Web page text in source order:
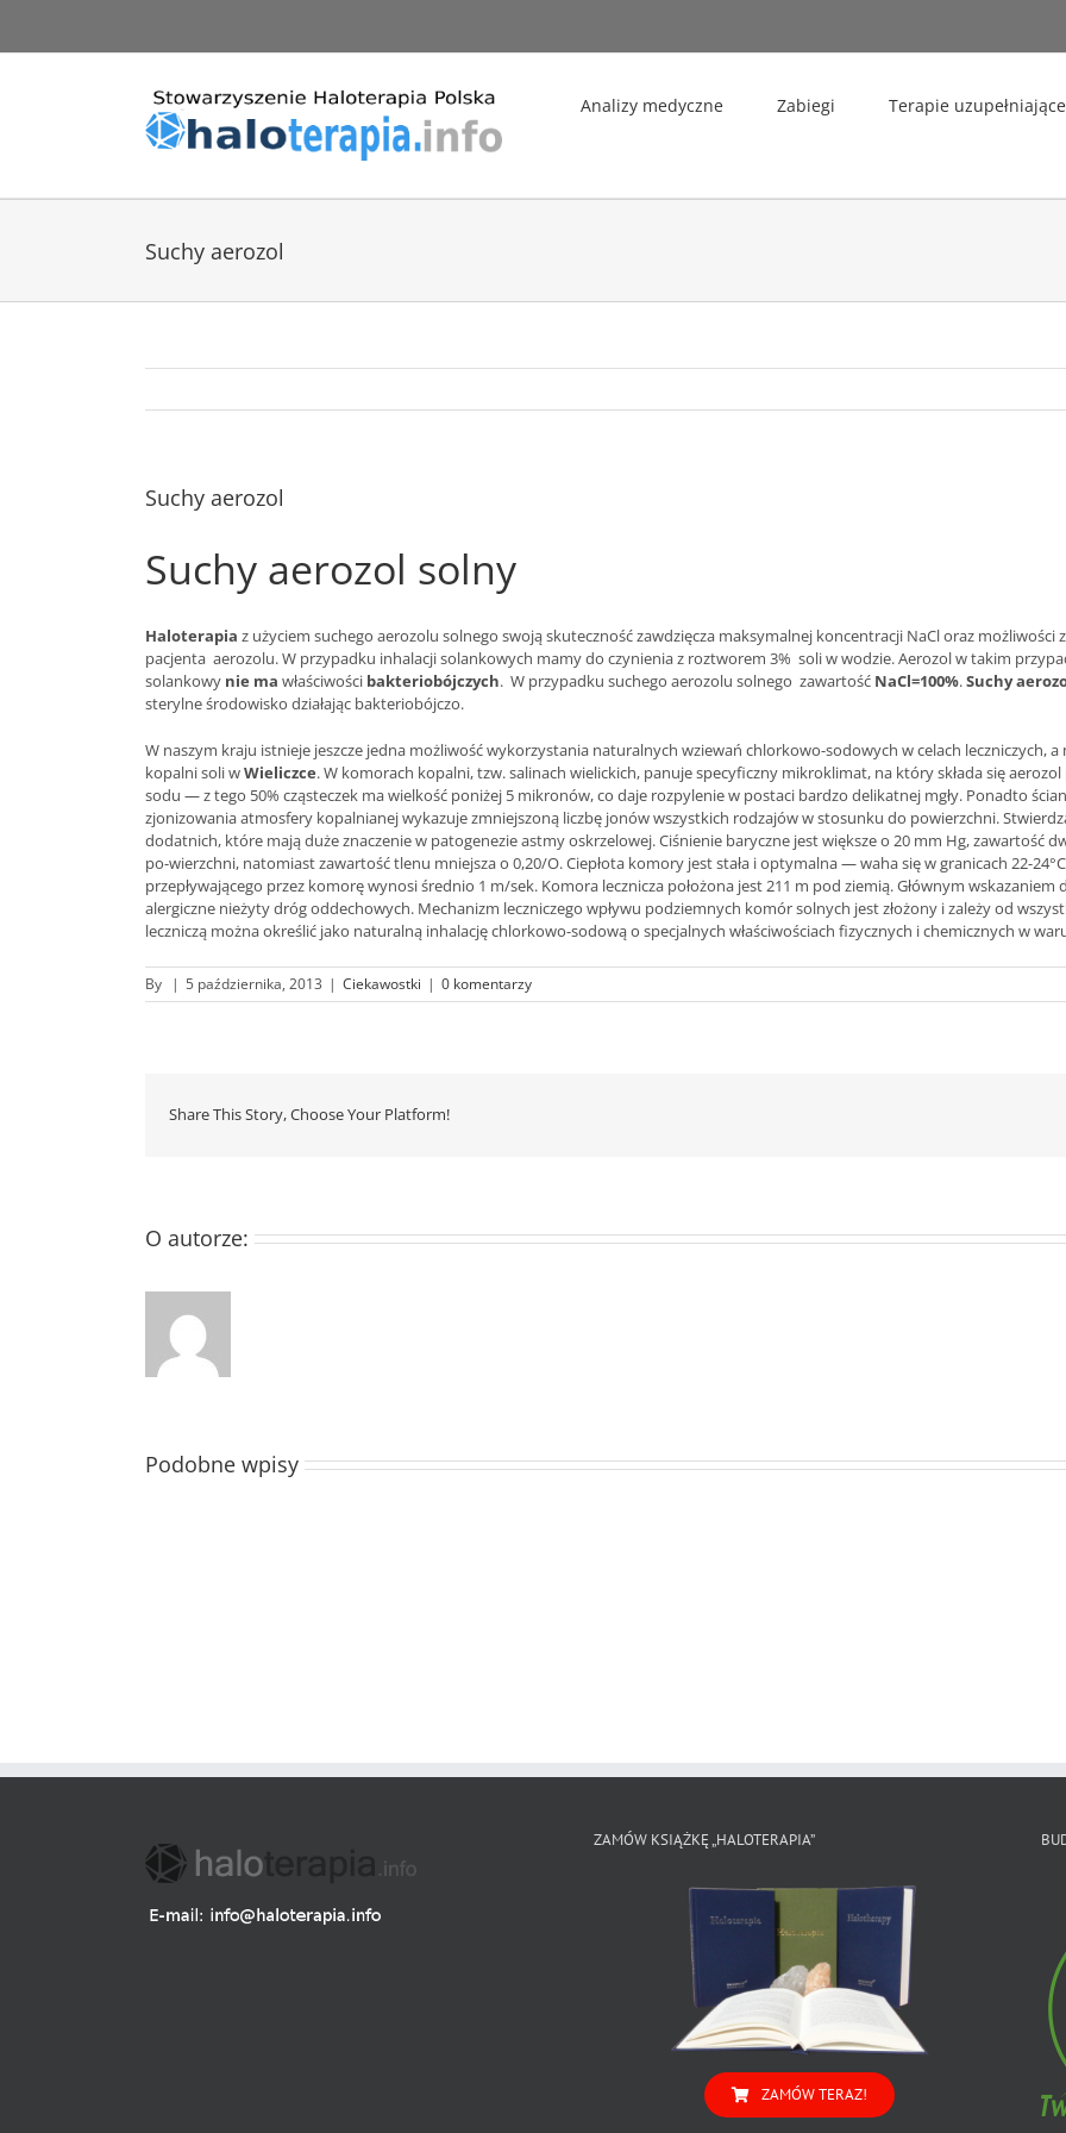
zawartości
Analizy medyczne Zabiegi Terapie uzupełniające
Suchy aerozol
Suchy aerozol
Suchy aerozol solny
Haloterapia z użyciem suchego aerozolu solnego swoją skuteczność zawdzięcza maksymalnej koncentracji NaCl oraz
pacjenta aerozolu. W przypadku inhalacji solankowych mamy do czynienia z roztworem 3% soli w wodzie. Aerozol w takim
solankowy nie ma właściwości bakteriobójczych. W przypadku suchego aerozolu solnego zawartość NaCl=100%.Suchy
sterylne środowisko działając bakteriobójczo.
W naszym kraju istnieje jeszcze jedna możliwość wykorzystania naturalnych wziewań chlorkowo-sodowych w celach leczniczych,
kopalni soli wWieliczce. W komorach kopalni, tzw. salinach wielickich, panuje specyficzny mikroklimat, na który składa się
sodu — z tego 50% cząsteczek ma wielkość poniżej 5 mikronów, co daje rozpylenie w postaci bardzo delikatnej mgły. Ponadto
zjonizowania atmosfery kopalnianej wykazuje zmniejszoną liczbę jonów wszystkich rodzajów w stosunku do powierzchni.
dodatnich, które mają duże znaczenie w patogenezie astmy oskrzelowej. Ciśnienie baryczne jest większe o 20 mm Hg, zawartość
po-wierzchni, natomiast zawartość tlenu mniejsza o 0,20/O. Ciepłota komory jest stała i optymalna — waha się w granicach 22-
przepływającego przez komorę wynosi średnio 1 m/sek. Komora lecznicza położona jest 211 m pod ziemią. Głównym
alergiczne nieżyty dróg oddechowych. Mechanizm leczniczego wpływu podziemnych komór solnych jest złożony i zależy od
leczniczą można określić jako naturalną inhalację chlorkowo-sodową o specjalnych właściwościach fizycznych i chemicznych w
By | 5 października, 2013 | Ciekawostki | 0 komentarzy
Share This Story, Choose Your Platform!
O autorze:
Podobne wpisy
ZAMÓW KSIĄŻKĘ „HALOTERAPIA”
ZAMÓW TERAZ!